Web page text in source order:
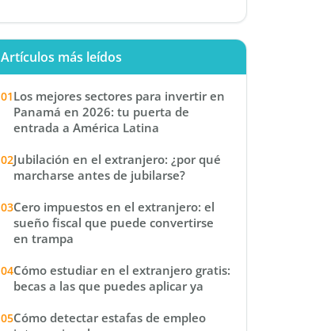
Artículos más leídos
Los mejores sectores para invertir en
Panamá en 2026: tu puerta de
entrada a América Latina
Jubilación en el extranjero: ¿por qué
marcharse antes de jubilarse?
Cero impuestos en el extranjero: el
sueño fiscal que puede convertirse
en trampa
Cómo estudiar en el extranjero gratis:
becas a las que puedes aplicar ya
Cómo detectar estafas de empleo